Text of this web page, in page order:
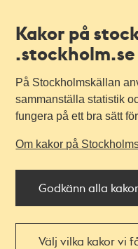
Kakor på
.stockholm.se
På Stockholmskällan
sammanställa statistik
fungera på ett bra sätt
Om kakor på
Godkänn alla kakor
Välj vilka kakor vi